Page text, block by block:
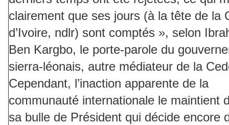
clairement que ses jours (à la tête de la
d’Ivoire, ndlr) sont comptés », selon
Ben Kargbo, le porte-parole du
sierra-léonais, autre médiateur de la
Cependant, l’inaction apparente de la
communauté internationale le maintient
sa bulle de Président qui décide encore